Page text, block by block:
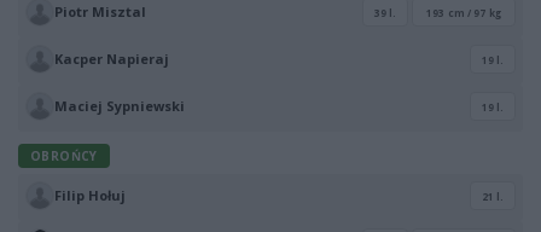
Piotr Misztal 39 l. 193 cm / 97 kg
Kacper Napieraj 19 l.
Maciej Sypniewski 19 l.
OBROŃCY
Filip Hołuj 21 l.